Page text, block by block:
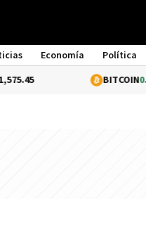
Economía Política
0.2%